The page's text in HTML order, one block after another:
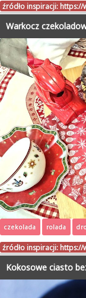
źródło inspiracji: https://
Warkocz
czekolada rolada
źródło inspiracji: https://
Kokosowe ciasto